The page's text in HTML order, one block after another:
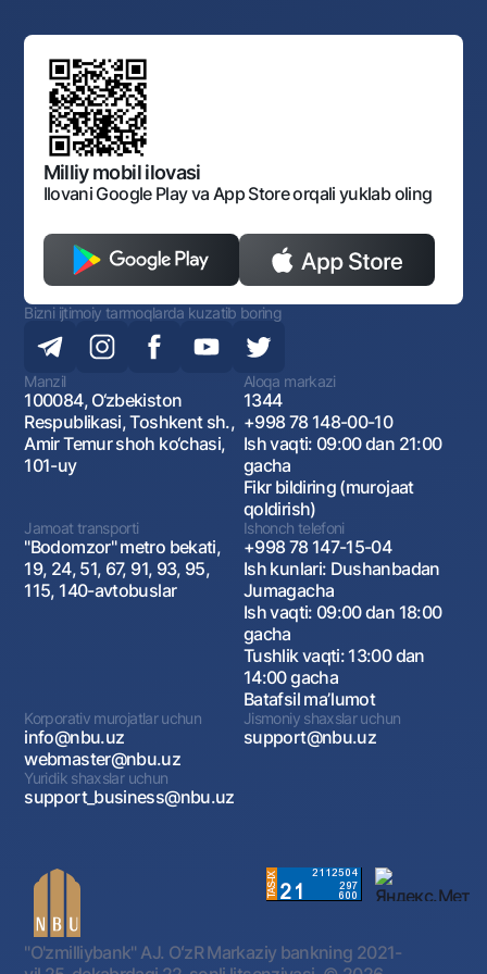
Aksilkorrupsiya
Korporativ uslub
Sayt haritasi
Ofis va bankomatlar
Shaxsiy ma'lumotlarni qayta ishlashga rozilik berish
O‘zbekiston Tasviriy san’at galereyasi
Standart shartnomalar
Normativ-huquqiy hujjatlar loyihalarini muhokama qilish
Normativ huquqiy hujjatlar
O'zbekiston Respublikasi Tashqi Iqtisodiy Faoliyat Milliy
Bankining ish tartibi va rejimi
Ochiq ma'lumotlar
Monopoliyaga qarshi komplaens
Milliy mobil ilovasi
Ilovani Google Play va App Store orqali yuklab oling
Bizni ijtimoiy tarmoqlarda kuzatib boring
Manzil
100084, O‘zbekiston
Respublikasi, Toshkent sh.,
Amir Temur shoh ko‘chasi,
101-uy
Aloqa markazi
1344
+998 78 148-00-10
Ish vaqti: 09:00 dan 21:00
gacha
Fikr bildiring (murojaat
qoldirish)
Jamoat transporti
"Bodomzor" metro bekati,
19, 24, 51, 67, 91, 93, 95,
115, 140-avtobuslar
Ishonch telefoni
+998 78 147-15-04
Ish kunlari: Dushanbadan
Jumagacha
Ish vaqti: 09:00 dan 18:00
gacha
Tushlik vaqti: 13:00 dan
14:00 gacha
Batafsil maʼlumot
Korporativ murojatlar uchun
info@nbu.uz
webmaster@nbu.uz
Jismoniy shaxslar uchun
support@nbu.uz
Yuridik shaxslar uchun
support_business@nbu.uz
"O'zmilliybank" AJ. OʻzR Markaziy bankning 2021-